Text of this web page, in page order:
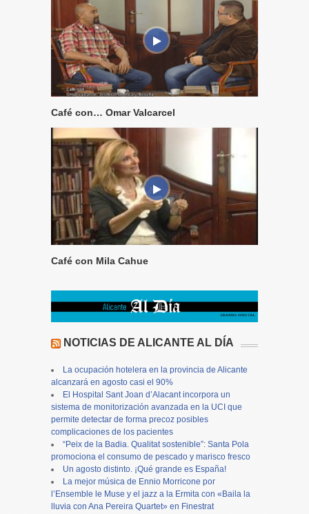
Café con… Omar Valcarcel
Café con Mila Cahue
NOTICIAS DE ALICANTE AL DÍA
La ocupación hotelera en la provincia de Alicante
alcanzará en agosto casi el 90%
El Hospital Sant Joan d’Alacant incorpora un
sistema de monitorización avanzada en la UCI que
permite detectar de forma precoz posibles
complicaciones de los pacientes
“Peix de la Badia. Qualitat sostenible”: Santa Pola
promociona el consumo de pescado y marisco fresco
Un agosto distinto. ¡Qué grande es España!
La mejor música de Ennio Morricone por
l’Ensemble le Muse y el jazz a la Ermita con «Baila la
lluvia con Ana Pereira Quartet» en Finestrat